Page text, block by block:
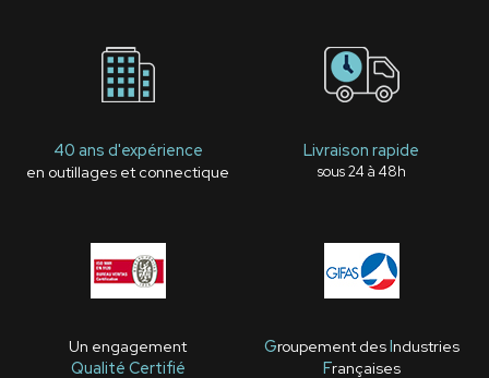
40 ans d'expérience
en outillages et connectique
Livraison rapide
sous 24 à 48h
Un engagement
Qualité Certifié
Groupement desIndustries
Françaises